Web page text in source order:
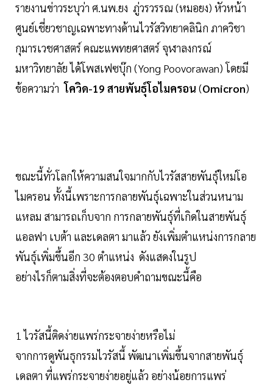
รายงานข่าวระบุว่า ศ.นพ.ยง ภู่วรวรรณ (หมอยง) หัวหน้า
ศูนย์เชี่ยวชาญเฉพาะทางด้านไวรัสวิทยาคลินิก ภาควิชา
กุมารเวชศาสตร์ คณะแพทยศาสตร์ จุฬาลงกรณ์
มหาวิทยาลัย ได้โพสเฟซบุ๊ก (Yong Poovorawan) โดยมี
ข้อความว่าโควิด-19 สายพันธุ์โอไมครอน (Omicron)
ขณะนี้ทั่วโลกให้ความสนใจมากกับไวรัสสายพันธุ์ใหม่โอ
ไมครอน ทั้งนี้เพราะการกลายพันธุ์เฉพาะในส่วนหนาม
แหลม สามารถเก็บจาก การกลายพันธุ์ที่เกิดในสายพันธุ์
แอลฟา เบต้า และเดลตา มาแล้ว ยังเพิ่มตำแหน่งการกลาย
พันธุ์เพิ่มขึ้นอีก 30 ตำแหน่ง ดังแสดงในรูป
อย่างไรก็ตามสิ่งที่จะต้องตอบคำถามขณะนี้คือ
1 ไวรัสนี้ติดง่ายแพร่กระจายง่ายหรือไม่
จากการดูพันธุกรรมไวรัสนี้ พัฒนาเพิ่มขึ้นจากสายพันธุ์
เดลตา ที่แพร่กระจายง่ายอยู่แล้ว อย่างน้อยการแพร่